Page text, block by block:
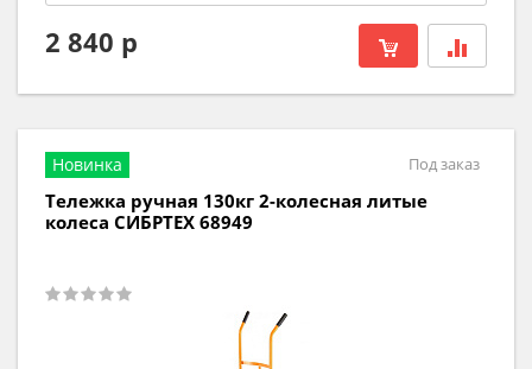
2 840 р
Новинка Под заказ
Тележка ручная 130кг 2-колесная литые
колеса СИБРТЕХ 68949